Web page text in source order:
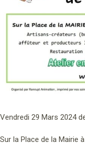
Vendredi 29 Mars 2024
Sur la Place de la Mairie